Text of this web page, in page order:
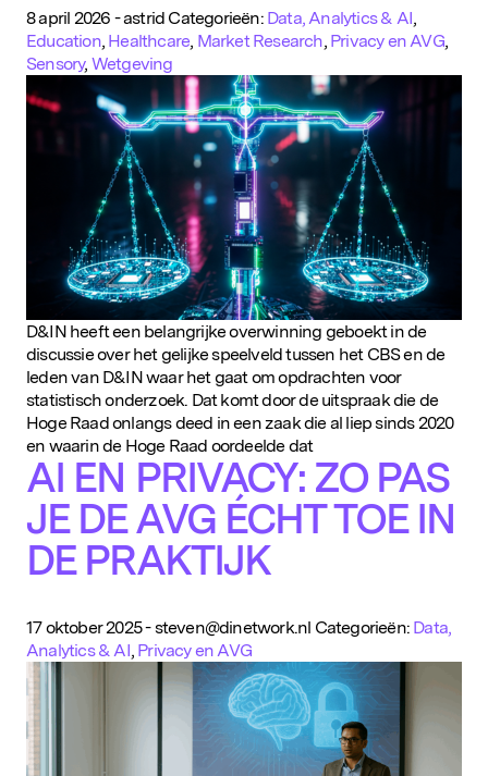
SLUIT JE AAN
8 april 2026 -astrid Categorieën: Data, Analytics & AI,
Education, Healthcare, Market Research, Privacy en AVG,
Sensory, Wetgeving
D&IN heeft een belangrijke overwinning geboekt in de
discussie over het gelijke speelveld tussen het CBS en de
leden van D&IN waar het gaat om opdrachten voor
statistisch onderzoek. Dat komt door de uitspraak die de
Hoge Raad onlangs deed in een zaak die al liep sinds 2020
en waarin de Hoge Raad oordeelde dat
AI EN PRIVACY: ZO PAS
JE DE AVG ÉCHT TOE IN
DE PRAKTIJK
17 oktober 2025-steven@dinetwork.nl Categorieën: Data,
Analytics & AI, Privacy en AVG